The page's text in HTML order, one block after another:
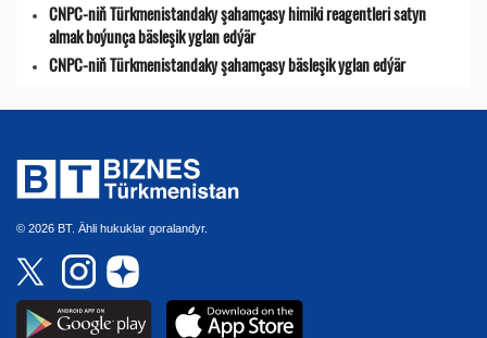
CNPC-niň Türkmenistandaky şahamçasy himiki reagentleri satyn
almak boýunça bäsleşik yglan edýär
CNPC-niň Türkmenistandaky şahamçasy bäsleşik yglan edýär
© 2026 BT. Ähli hukuklar goralandyr.